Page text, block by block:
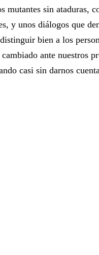
mutantes sin ataduras,
y unos diálogos que
bien a los
ante nuestros
casi sin darnos